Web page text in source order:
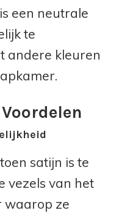
een neutrale
te
andere kleuren
satijn is te
vezels van het
waarop ze